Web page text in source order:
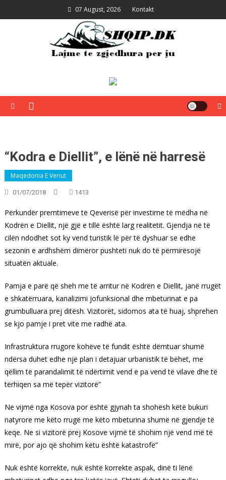
to
07 August, 2026 Kontakt
“Kodra e Diellit”, e lënë në harresë
Maqedonia E Veriut
01/07/2018 1413
Përkundër premtimeve të Qeverisë për investime të mëdha në
Kodrën e Diellit, një gjë e tillë është larg realitetit. Gjendja në të
cilën ndodhet sot ky vend turistik lë për të dyshuar se edhe
sezonin e ardhshëm dimëror pushteti nuk do të përmirësojë
situatën aktuale.
Pamja e parë që sheh me të arritur në Kodrën e Diellit, janë rrugët
e shkatërruara, kanalizimi jofunksional dhe mbeturinat e pa
grumbulluara prej ditësh. Vizitorët, sidomos ata të huaj, shprehen
se kjo pamje i pret vite me radhë ata.
Infrastruktura rrugore kohëve të fundit është dëmtuar shumë
ndërsa duhet edhe një plan i detajuar urbanistik të bëhet, me
qëllim të parandalimit të ndërtimit vend e pa vend të vilave dhe të
tërhiqen sa më tepër vizitorë”
Ne vijmë nga Kosova por është gjynah ta shohësh këtë bukuri
natyrore me këto rrugë me këto mbeturina shumë në gjendje të
keqe. Ne si vizitorë prej Kosove vijmë të shohim një vend më të
mirë, por ajo që shohim këtu është katastrofë”
Nuk është korrekte, nuk është korrekte aspak, dinë ti lënë